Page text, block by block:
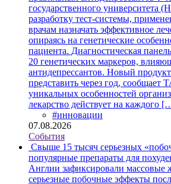
государственного университета
разработку тест-системы,
врачам назначать эффективное
опираясь на генетические
пациента. Диагностическая
20 генетических маркеров,
антидепрессантов. Новый
представить через год, сообщает
уникальных особенностей
лекарство действует на каждого
#инновации
07.08.2026
События
Свыше 15 тысяч серьезных
популярные препараты для
Англии зафиксировали массовые
серьезные побочные эффекты